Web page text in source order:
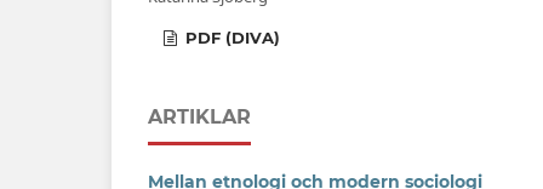
PDF (DIVA)
ARTIKLAR
Mellan etnologi och modern sociologi